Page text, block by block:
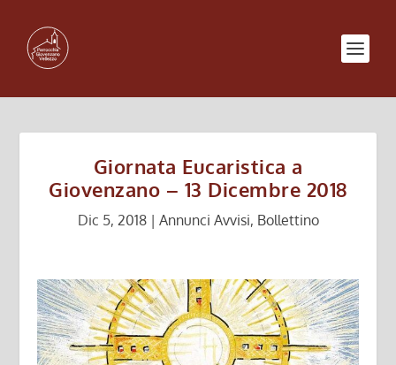
Giornata Eucaristica a
Giovenzano – 13 Dicembre 2018
Dic 5, 2018| Annunci Avvisi, Bollettino